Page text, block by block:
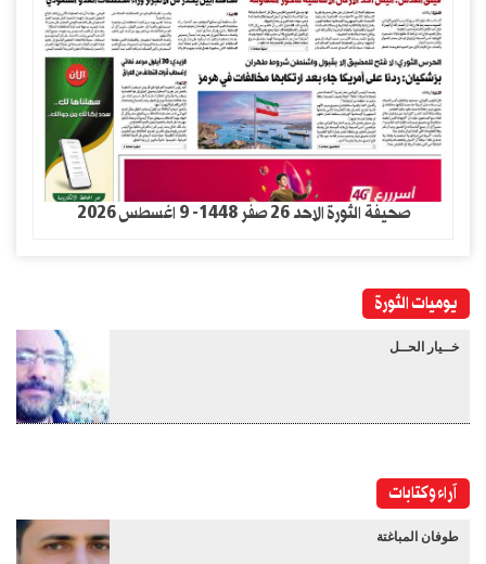
صحيفة الثورة الاحد 26 صفر 1448- 9 اغسطس 2026
يوميات الثورة
خــيار الحــل
آراء وكتابات
طوفان المباغتة